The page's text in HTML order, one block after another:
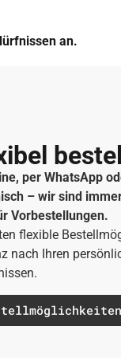
an.
per WhatsApp
– wir sind
Vorbestellungen.
flexible
nach Ihren